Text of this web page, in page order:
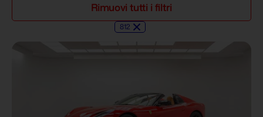
Rimuovi tutti i filtri
812×